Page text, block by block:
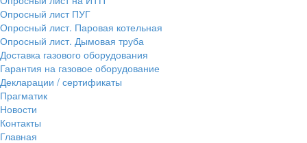
Опросный лист ПУГ
Опросный лист. Паровая котельная
Опросный лист. Дымовая труба
Доставка газового оборудования
Гарантия на газовое оборудование
Декларации / сертификаты
Прагматик
Новости
Контакты
Главная